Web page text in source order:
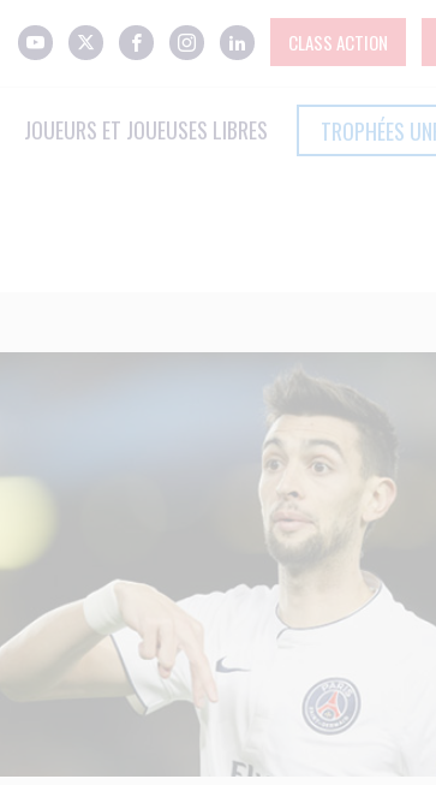
CLASS ACTION
JOUEURS ET JOUEUSES LIBRES TROPHÉES